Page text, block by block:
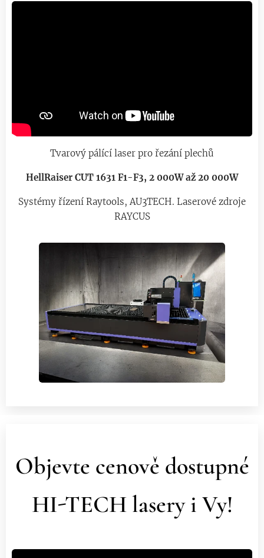
Tvarový pálící laser pro řezání plechů
HellRaiser CUT 1631 F1-F3, 2 000W až 20 000W
Systémy řízení Raytools, AU3TECH. Laserové zdroje
RAYCUS
Objevte cenově dostupné
HI-TECH lasery i Vy!